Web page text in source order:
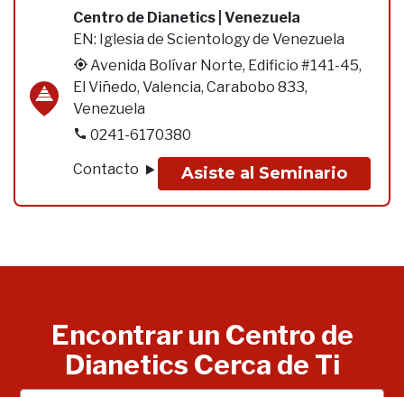
Centro de Dianetics | Venezuela
EN: Iglesia de Scientology de Venezuela
Avenida Bolívar Norte, Edificio #141-45,
El Viñedo, Valencia, Carabobo 833,
Venezuela
0241-6170380
Contacto
Asiste al Seminario
Encontrar un Centro de
Dianetics Cerca de Ti